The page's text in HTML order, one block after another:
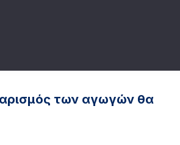
των αγωγών θα